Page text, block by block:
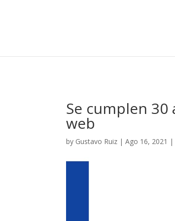
Se cumplen
web
by Gustavo Ruiz |Ago 16, 2021 |